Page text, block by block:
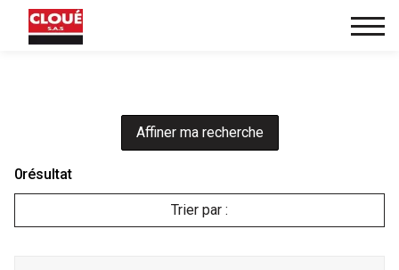
0résultat
Trier par :
Affiner ma recherche